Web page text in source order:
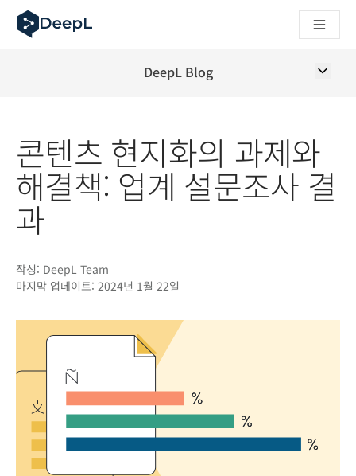
AI 에이전트용 DeepL
DeepL Translation Flow: 주요 사용 사례 및 통합 기능을 위한
How we brought Swiss German to DeepL
Translation Flow를 만나보세요: 번역 워크플로우를 처음부터
고품질 텍스트 번역에서 실시간 음성 플랫폼까지
Building an instantly accessible voice demo with DeepL
DeepL Blog
콘텐츠 현지화의 과제와
해결책: 업계 설문조사 결
과
작성: DeepL Team
마지막 업데이트: 2024년 1월 22일